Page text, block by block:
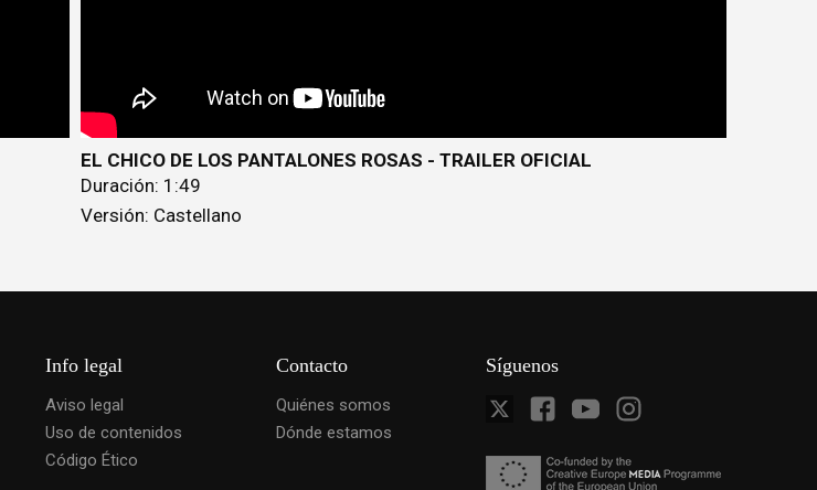
EL CHICO DE LOS PANTALONES ROSAS - TRAILER OFICIAL
Duración: 1:49
Versión: Castellano
Info legal
Aviso legal
Uso de contenidos
Código Ético
Contacto
Quiénes somos
Dónde estamos
Síguenos